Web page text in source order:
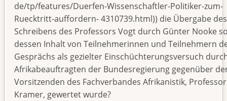
de/tp/features/Duerfen-Wissenschaftler-Politiker-zum-
Ruecktritt-auffordern- 4310739.html)) die Übergabe des
Schreibens des Professors Vogt durch Günter Nooke
dessen Inhalt von Teilnehmerinnen und Teilnehmern
Gesprächs als gezielter Einschüchterungsversuch
Afrikabeauftragten der Bundesregierung gegenüber
Vorsitzenden des Fachverbandes Afrikanistik,
Kramer, gewertet wurde?